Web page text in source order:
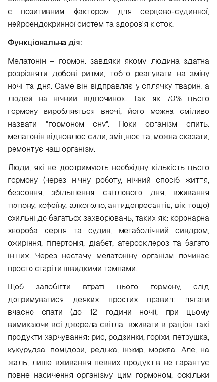
є позитивним фактором для серцево-судинної,
нейроендокринної систем та здоров'я кісток.
Функціональна дія:
Мелатонін – гормон, завдяки якому людина здатна
розрізняти добові ритми, тобто реагувати на зміну
ночі та дня. Саме він відправляє у сплячку тварин, а
людей на нічний відпочинок. Так як 70% цього
гормону виробляється вночі, його можна сміливо
назвати "гормоном сну". Поки організм спить,
мелатонін відновлює сили, зміцнює та, можна сказати,
ремонтує наш організм.
Люди, які не доотримують необхідну кількість цього
гормону (через нічну роботу, нічний спосіб життя,
безсоння, збільшення світлового дня, вживання
тютюну, кофеїну, алкоголю, антидепресантів, вік тощо)
схильні до багатьох захворювань, таких як: коронарна
хвороба серця та судин, метаболічний синдром,
ожиріння, гіпертонія, діабет, атеросклероз та багато
інших. Через нестачу мелатоніну організм починає
просто старіти швидкими темпами.
Щоб запобігти втраті цього гормону, слід
дотримуватися деяких простих правил: лягати
вчасно спати (до 12 години ночі), при цьому
вимикаючи всі джерела світла; вживати в раціон такі
продукти харчування: рис, родзинки, горіхи, петрушка,
кукурудза, помідори, редька, інжир, морква. Але, на
жаль, лише вживання певних продуктів не гарантує
повне насичення організму цим гормоном, оскільки